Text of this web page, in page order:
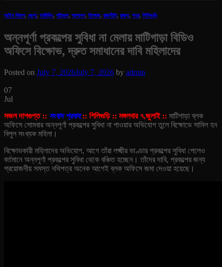
আইন বিভাগ, জেলা,দার্জিলিং, পচিমবন্গ, প্রশাসন, বিক্ষোভ, রাজনীতি, রাজ‍্য, শহর, শিলিগুড়ি
অন্নপূর্ণা প্রকল্পের সুবিধা না মেলায় মাটিগাড়া বিডিও
অফিসে বিক্ষোভ, দ্রুত সমাধানের দাবি মহিলাদের
Posted on July 7, 2026July 7, 2026 by admin
07
Jul
সজল দাশগুপ্ত :: সংবাদ প্রবাহ:: শিলিগুড়ি :: মঙ্গলবার ৭,জুলাই :: মাটিগাড়া ব্লক
অফিসে সোমবার অন্নপূর্ণা প্রকল্পের সুবিধা না পাওয়ার অভিযোগ তুলে বিক্ষোভে সামিল হন
বিপুল সংখ্যক মহিলা।
বিক্ষোভকারী মহিলাদের অভিযোগ, আগে তাঁরা লক্ষ্মীর ভাণ্ডার প্রকল্পের সুবিধা পেলেও
বর্তমানে অন্নপূর্ণা প্রকল্পের সুবিধা থেকে বঞ্চিত হচ্ছেন। তাঁদের দাবি, প্রকল্পের জন্য
প্রয়োজনীয় সমস্ত নথিপত্র অনেক আগেই ব্লক অফিসে জমা দেওয়া হয়েছে।